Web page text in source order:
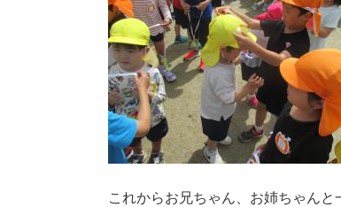
これからお兄ちゃん、お姉ちゃん